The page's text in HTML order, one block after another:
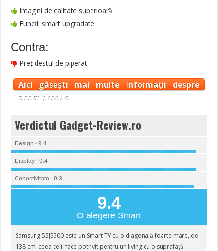
Imagini de calitate superioară
Funcții smart upgradate
Contra:
Preț destul de piperat
Aici găsești mai multe informații despre
acest produs
Verdictul Gadget-Review.ro
Design - 9.4
Display - 9.4
Conectivitate - 9.3
9.4
O alegere Smart
Samsung 55J5500 este un Smart TV cu o diagonală foarte mare, de
138 cm, ceea ce îl face potrivit pentru un living cu o suprafață